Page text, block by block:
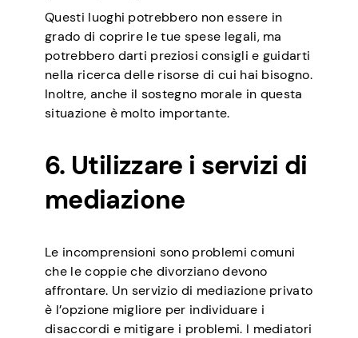
Questi luoghi potrebbero non essere in
grado di coprire le tue spese legali, ma
potrebbero darti preziosi consigli e guidarti
nella ricerca delle risorse di cui hai bisogno.
Inoltre, anche il sostegno morale in questa
situazione è molto importante.
6. Utilizzare i servizi di
mediazione
Le incomprensioni sono problemi comuni
che le coppie che divorziano devono
affrontare. Un servizio di mediazione privato
è l’opzione migliore per individuare i
disaccordi e mitigare i problemi. I mediatori